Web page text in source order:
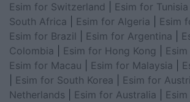
Esim for Switzerland
Esim for Tunisia
South Africa
Esim for Algeria Esim
Esim for Brazil
Esim for Argentina
Colombia
Esim for Hong Kong
Esim for Macau
Esim for Malaysia
Esim for South Korea Esim for
Netherlands
Esim for Australia